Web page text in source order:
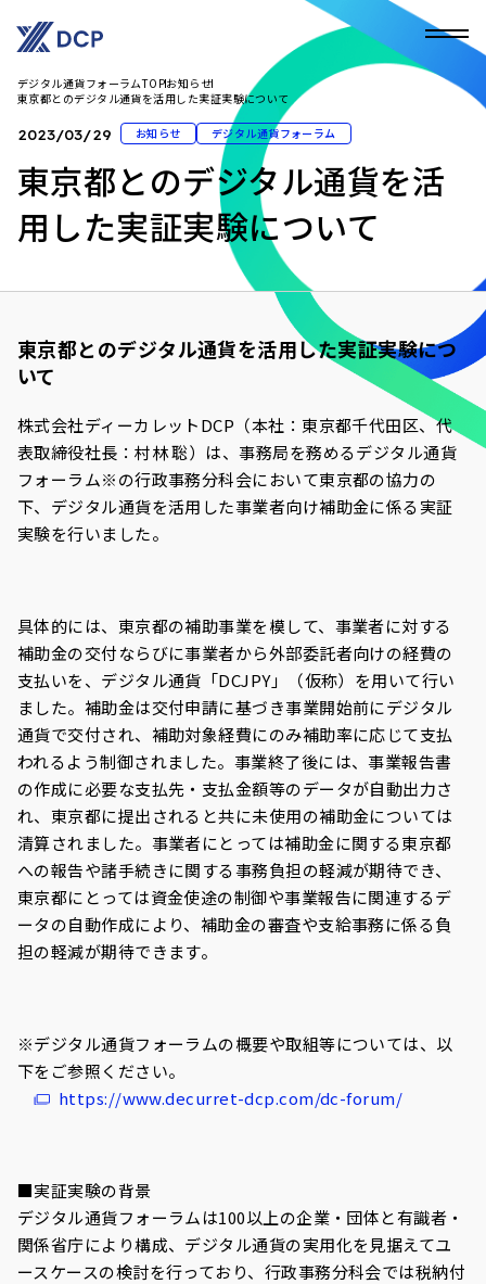
デジタル通貨フォーラムTOPお知らせ
東京都とのデジタル通貨を活用した実証実験について
2023/03/29 お知らせ デジタル通貨フォーラム
東京都とのデジタル通貨を活
用した実証実験について
東京都とのデジタル通貨を活用した実証実験につ
いて
株式会社ディーカレットDCP （本社：東京都千代田区、代
表取締役社長：村林 聡）は、事務局を務めるデジタル通貨
フォーラム※の行政事務分科会において東京都の協力の
下、デジタル通貨を活用した事業者向け補助金に係る実証
実験を行いました。
具体的には、東京都の補助事業を模して、事業者に対する
補助金の交付ならびに事業者から外部委託者向けの経費の
支払いを、デジタル通貨「DCJPY」（仮称）を用いて行い
ました。補助金は交付申請に基づき事業開始前にデジタル
通貨で交付され、補助対象経費にのみ補助率に応じて支払
われるよう制御されました。事業終了後には、事業報告書
の作成に必要な支払先・支払金額等のデータが自動出力さ
れ、東京都に提出されると共に未使用の補助金については
清算されました。事業者にとっては補助金に関する東京都
への報告や諸手続きに関する事務負担の軽減が期待でき、
東京都にとっては資金使途の制御や事業報告に関連するデ
ータの自動作成により、補助金の審査や支給事務に係る負
担の軽減が期待できます。
※デジタル通貨フォーラムの概要や取組等については、以
下をご参照ください。
https://www.decurret-dcp.com/dc-forum/
■実証実験の背景
デジタル通貨フォーラムは100以上の企業・団体と有識者 ・
関係省庁により構成、デジタル通貨の実用化を見据えてユ
ースケースの検討を行っており、行政事務分科会では税納付